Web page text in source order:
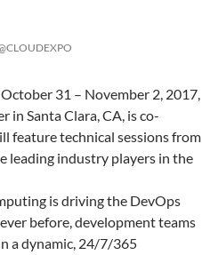
31 – November 2, 2017,
in Santa Clara, CA, is co-
feature technical sessions from
leading industry players in the
is driving the DevOps
before, development teams
a dynamic, 24/7/365